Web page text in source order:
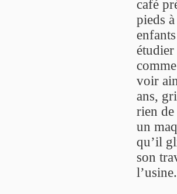
café
pieds
voir
ans,
rien de
un
qu’il
son
l’usine.